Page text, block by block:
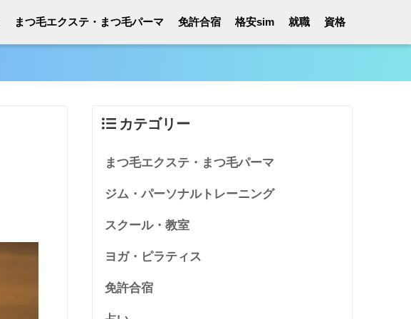
まつ毛エクステ・まつ毛パーマ 免許合宿 格安sim 就職 資格
カテゴリー
まつ毛エクステ・まつ毛パーマ
ジム・パーソナルトレーニング
スクール・教室
ヨガ・ピラティス
免許合宿